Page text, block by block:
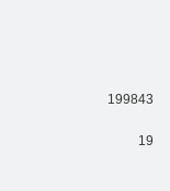
199843
19